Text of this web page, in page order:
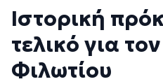
Ιστορική
τελικό για
Φιλωτίου